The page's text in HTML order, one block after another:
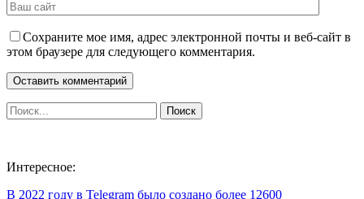
Сохраните мое имя, адрес электронной почты и веб-сайт в
этом браузере для следующего комментария.
Интересное:
В 2022 году в Telegram было создано более 12600